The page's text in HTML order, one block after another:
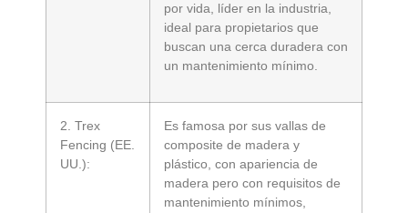
por vida, líder en la industria,
ideal para propietarios que
buscan una cerca duradera con
un mantenimiento mínimo.
2. Trex
Fencing (EE.
UU.):
Es famosa por sus vallas de
composite de madera y
plástico, con apariencia de
madera pero con requisitos de
mantenimiento mínimos,